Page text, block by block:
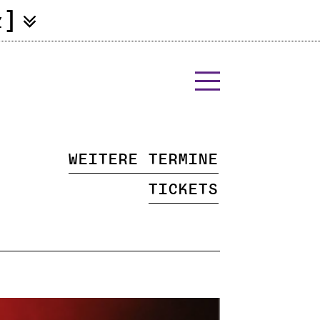
]
Weitere Termine
Tickets